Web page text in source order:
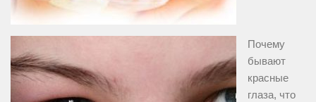
Почему
бывают
красные
глаза, что